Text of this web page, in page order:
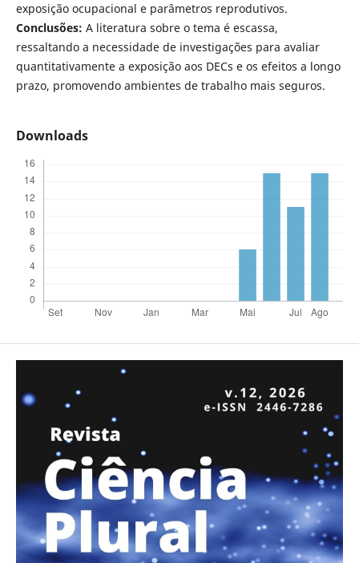
exposição ocupacional e parâmetros reprodutivos.
Conclusões: A literatura sobre o tema é escassa,
ressaltando a necessidade de investigações para avaliar
quantitativamente a exposição aos DECs e os efeitos a longo
prazo, promovendo ambientes de trabalho mais seguros.
Downloads